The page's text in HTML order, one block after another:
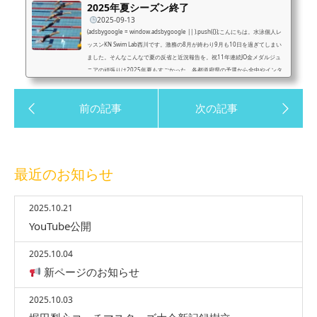
2025年夏シーズン終了
2025-09-13
(adsbygoogle = window.adsbygoogle || ).push({});こんにちは。水泳個人レ
ッスンKN Swim Lab西川です。激務の8月が終わり9月も10日を過ぎてしまい
ました。そんなこんなで夏の反省と近況報告を。祝11年連続JO金メダルジュ
ニアの頑張りは2025年夏もすごかった。各都道府県の予選から全中やインタ
ーハイ、締めのジュニアオリンピック。今年は観戦する時間もなく、主にYou
いものがあり高校に入っての初戦、そしてラストで初出場という感動。その勇
最近のお知らせ
2025.10.21
YouTube公開
2025.10.04
新ページのお知らせ
2025.10.03